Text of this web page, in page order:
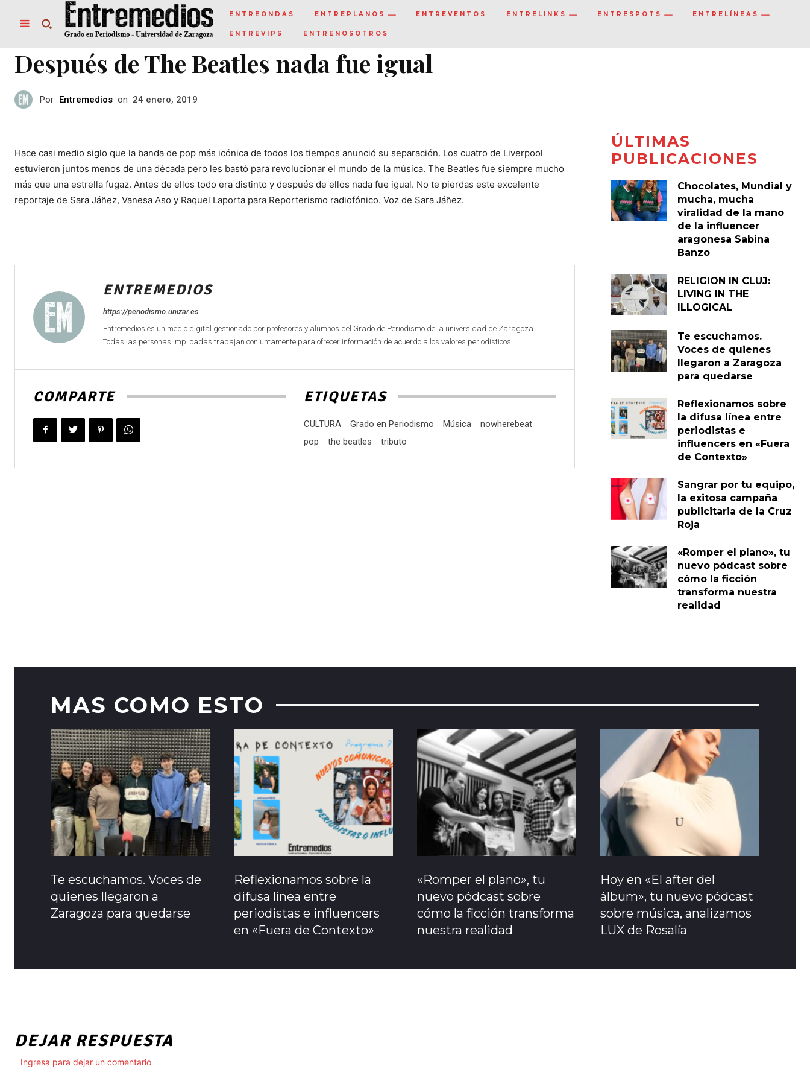
ENTREONDAS ENTREPLANOS ENTREVENTOS ENTRELINKS ENTRESPOTS ENTRELÍNEAS
ENTREVIPS ENTRENOSOTROS
Después de The Beatles nada fue igual
Por Entremedios on 24 enero, 2019
Hace casi medio siglo que la banda de pop más icónica de todos los tiempos anunció su separación. Los cuatro de Liverpool
estuvieron juntos menos de una década pero les bastó para revolucionar el mundo de la música. The Beatles fue siempre mucho
más que una estrella fugaz. Antes de ellos todo era distinto y después de ellos nada fue igual. No te pierdas este excelente
reportaje de Sara Jáñez, Vanesa Aso y Raquel Laporta para Reporterismo radiofónico. Voz de Sara Jáñez.
ENTREMEDIOS
https://periodismo.unizar.es
Entremedios es un medio digital gestionado por profesores y alumnos del Grado de Periodismo de la universidad de Zaragoza.
Todas las personas implicadas trabajan conjuntamente para ofrecer información de acuerdo a los valores periodísticos.
COMPARTE ETIQUETAS
CULTURA Grado en Periodismo Música
nowherebeat
pop
the beatles tributo
ÚLTIMAS
PUBLICACIONES
Chocolates, Mundial y
mucha, mucha
viralidad de la mano
de la influencer
aragonesa Sabina
Banzo
RELIGION IN CLUJ:
LIVING IN THE
ILLOGICAL
Te escuchamos.
Voces de quienes
llegaron a Zaragoza
para quedarse
Reflexionamos sobre
la difusa línea entre
periodistas e
influencers en «Fuera
de Contexto»
Sangrar por tu equipo,
la exitosa campaña
publicitaria de la Cruz
Roja
«Romper el plano», tu
nuevo pódcast sobre
cómo la ficción
transforma nuestra
realidad
MAS COMO ESTO
Te escuchamos. Voces de
quienes llegaron a
Zaragoza para quedarse
Reflexionamos sobre la
difusa línea entre
periodistas e influencers
en «Fuera de Contexto»
«Romper el plano», tu
nuevo pódcast sobre
cómo la ficción transforma
nuestra realidad
Hoy en «El after del
álbum», tu nuevo pódcast
sobre música, analizamos
LUX de Rosalía
DEJAR RESPUESTA
Ingresa para dejar un comentario